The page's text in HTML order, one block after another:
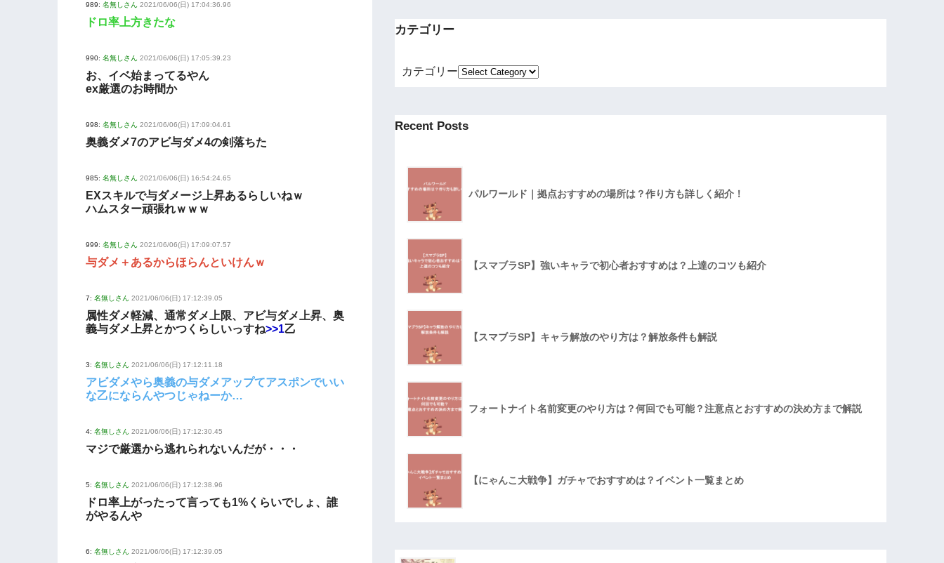
989: 名無しさん 2021/06/06(日) 17:04:36.96
ドロ率上方きたな
990: 名無しさん 2021/06/06(日) 17:05:39.23
お、イベ始まってるやん
ex厳選のお時間か
998: 名無しさん 2021/06/06(日) 17:09:04.61
奥義ダメ7のアビ与ダメ4の剣落ちた
985: 名無しさん 2021/06/06(日) 16:54:24.65
EXスキルで与ダメージ上昇あるらしいねｗ
ハムスター頑張れｗｗｗ
999: 名無しさん 2021/06/06(日) 17:09:07.57
与ダメ＋あるからほらんといけんｗ
7: 名無しさん 2021/06/06(日) 17:12:39.05
属性ダメ軽減、通常ダメ上限、アビ与ダメ上昇、奥
義与ダメ上昇とかつくらしいっすね>>1乙
3: 名無しさん 2021/06/06(日) 17:12:11.18
アビダメやら奥義の与ダメアップてアスポンでいい
な乙にならんやつじゃねーか…
4: 名無しさん 2021/06/06(日) 17:12:30.45
マジで厳選から逃れられないんだが・・・
5: 名無しさん 2021/06/06(日) 17:12:38.96
ドロ率上がったって言っても1%くらいでしょ、誰
がやるんや
6: 名無しさん 2021/06/06(日) 17:12:39.05
カテゴリー
カテゴリー
Recent Posts
パルワールド｜拠点おすすめの場所は？作り方も詳しく紹介！
【スマブラSP】強いキャラで初心者おすすめは？上達のコツも紹介
【スマブラSP】キャラ解放のやり方は？解放条件も解説
フォートナイト名前変更のやり方は？何回でも可能？注意点とおすすめの決め方まで解説
【にゃんこ大戦争】ガチャでおすすめは？イベント一覧まとめ